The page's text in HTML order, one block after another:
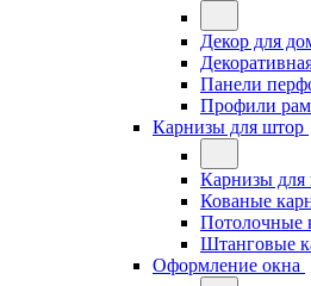
Декор для
Панели
Профили
Карнизы для штор
Карнизы для
Кованые
Потолочные
Штанговые
Оформление окна